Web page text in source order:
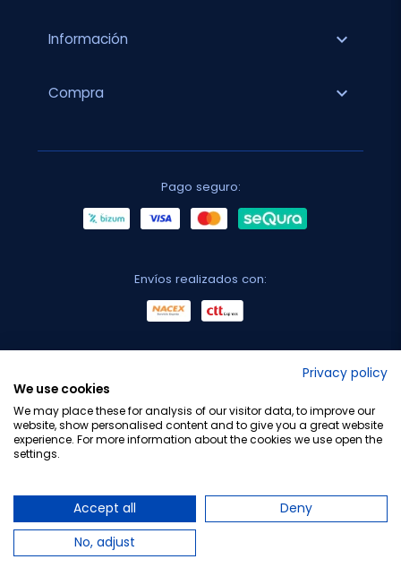
Información expand_more
Compra expand_more
Pago seguro:
Envíos realizados con:
Privacy policy
We use cookies
We may place these for analysis of our visitor data, to improve our
website, show personalised content and to give you a great website
experience. For more information about the cookies we use open the
settings.
Accept all
Deny
No, adjust